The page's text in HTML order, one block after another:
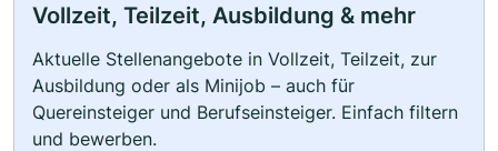
Vollzeit, Teilzeit, Ausbildung & mehr
Aktuelle Stellenangebote in Vollzeit, Teilzeit, zur
Ausbildung oder als Minijob – auch für
Quereinsteiger und Berufseinsteiger. Einfach filtern
und bewerben.